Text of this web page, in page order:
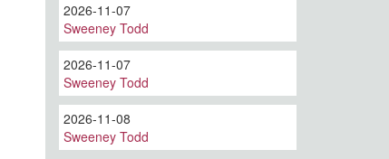
2026-11-07
Sweeney Todd
2026-11-07
Sweeney Todd
2026-11-08
Sweeney Todd